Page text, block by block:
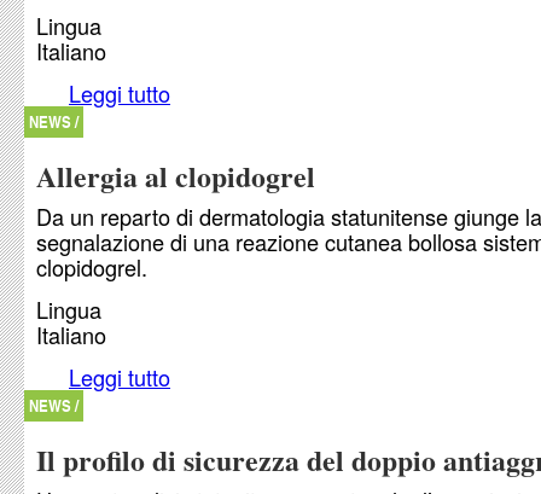
Lingua
Italiano
Leggi tutto
NEWS /
Allergia al clopidogrel
Da un reparto di dermatologia statunitense giunge la
segnalazione di una reazione cutanea bollosa
clopidogrel.
Lingua
Italiano
Leggi tutto
NEWS /
Il profilo di sicurezza del doppio